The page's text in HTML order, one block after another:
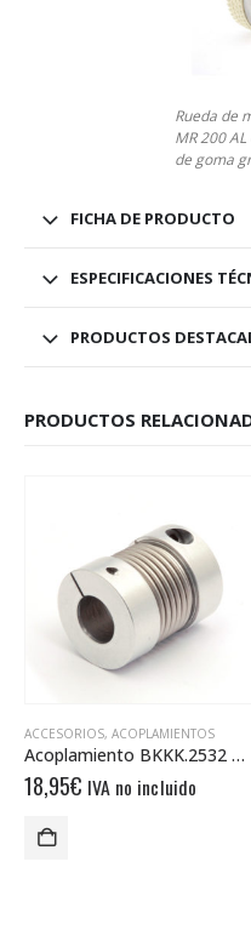
Rueda de
MR 200
de goma
FICHA DE PRODUCTO
ESPECIFICACIONES
PRODUCTOS
PRODUCTOS
ACCESORIOS, ACOPLAMIENTOS
Acoplamiento BKKK.2532 6/10
18,95€ IVA no incluido